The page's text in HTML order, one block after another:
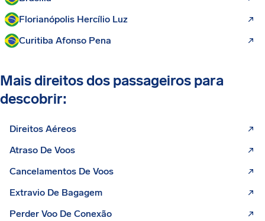
Florianópolis Hercílio Luz
Curitiba Afonso Pena
Mais direitos dos passageiros para
descobrir:
Direitos Aéreos
Atraso De Voos
Cancelamentos De Voos
Extravio De Bagagem
Perder Voo De Conexão